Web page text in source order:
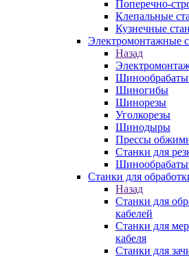
Поперечно-
Клепальные
Кузнечные
Электромонтажные
Назад
Шиногибы
Шинорезы
Уголкорезы
Шинодыры
Прессы
Станки для
Станки для
Назад
Станки для
кабелей
Станки для
кабеля
Станки для